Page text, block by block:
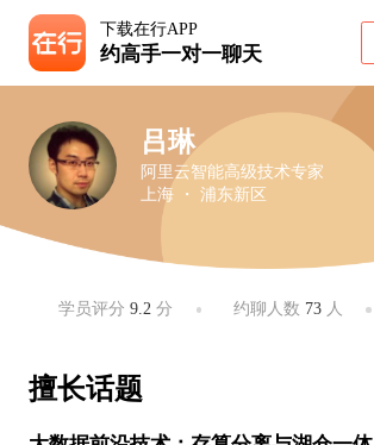
下载在行APP
约高手一对一聊天
吕琳
阿里云智能高级技术专家
上海 ・ 浦东新区
学员评分9.2 分 约聊人数 73人
擅长话题